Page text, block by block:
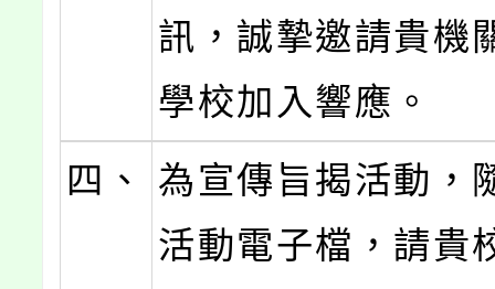
訊，誠摯邀請貴機
學校加入響應。
四、
為宣傳旨揭活動，
活動電子檔，請貴